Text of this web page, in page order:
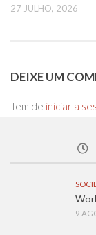
27 JULHO, 2026
DEIXE UM
Tem de iniciar a
9